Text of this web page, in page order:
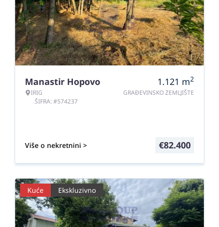
Manastir Hopovo
IRIG
ŠIFRA: #574237
1.121 m2
GRAĐEVINSKO ZEMLJIŠTE
Više o nekretnini > €82.400
Kuće Ekskluzivno